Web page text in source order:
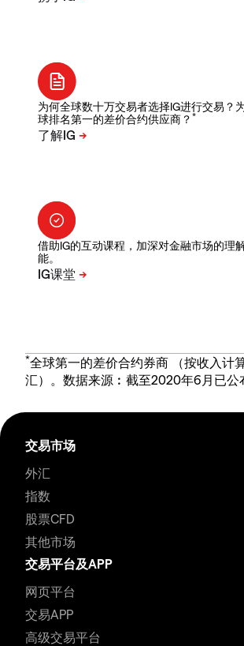
为何全球数十万交易者选择IG进行交易？
球排名第一的差价合约供应商？ *
借助IG的互动课程，加深对金融市场的理
能。
*全球第一的差价合约券商 （按收入计
汇）。数据来源︰截至2020年6月已公
交易市场
外汇
指数
股票CFD
其他市场
交易平台及APP
网页平台
交易APP
高级交易平台